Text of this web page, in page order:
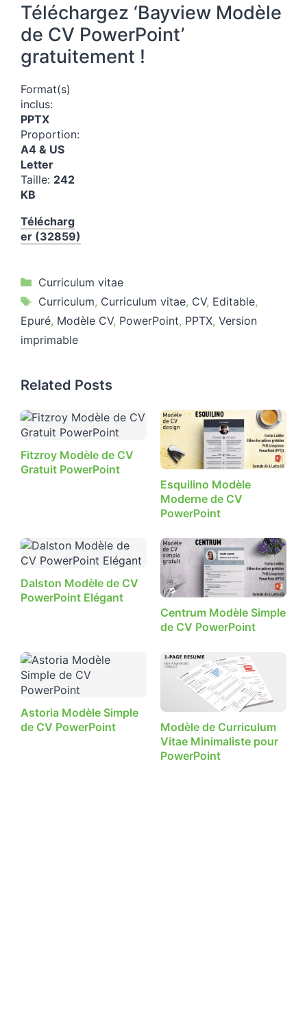
Téléchargez ‘Bayview Modèle
de CV PowerPoint’
gratuitement !
Format(s)
inclus:
PPTX
Proportion:
A4 & US
Letter
Taille: 242
KB
Télécharg
er (32859)
Catégories
Curriculum vitae
Étiquettes
Curriculum, Curriculum vitae, CV, Editable,
Epuré, Modèle CV, PowerPoint, PPTX, Version
imprimable
Related Posts
Fitzroy Modèle de CV
Gratuit PowerPoint
Esquilino Modèle
Moderne de CV
PowerPoint
Dalston Modèle de CV
PowerPoint Elégant
Centrum Modèle Simple
de CV PowerPoint
Astoria Modèle Simple
de CV PowerPoint
Modèle de Curriculum
Vitae Minimaliste pour
PowerPoint